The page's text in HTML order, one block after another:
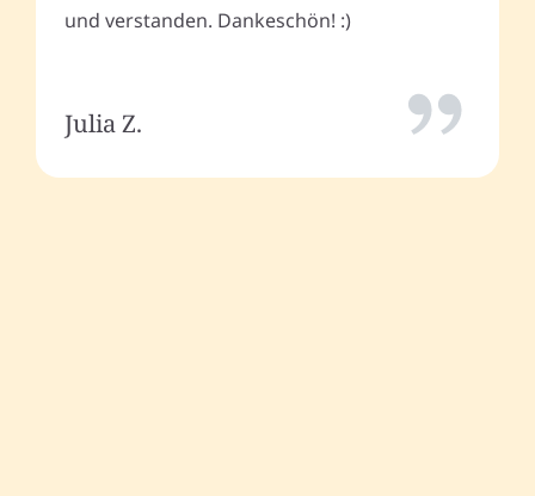
und verstanden. Dankeschön! :)
Julia Z.